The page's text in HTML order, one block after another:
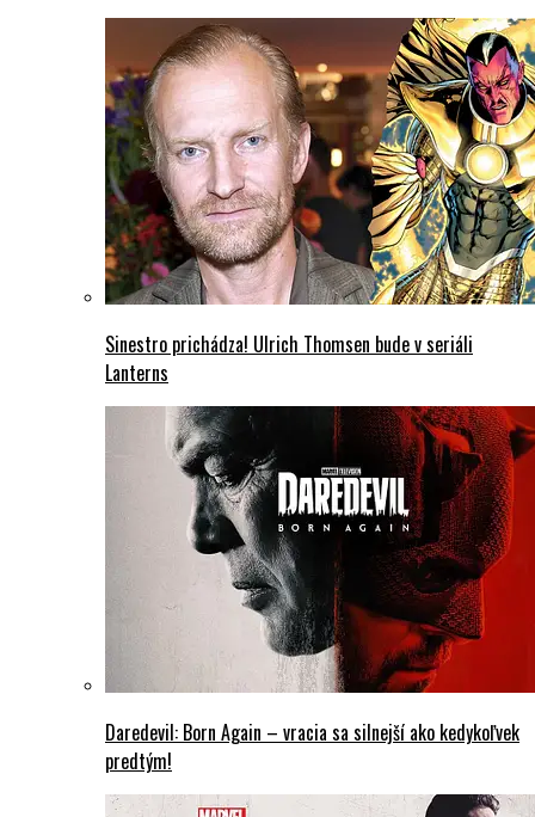
Sinestro prichádza! Ulrich Thomsen bude v seriáli
Lanterns
Daredevil: Born Again – vracia sa silnejší ako kedykoľvek
predtým!